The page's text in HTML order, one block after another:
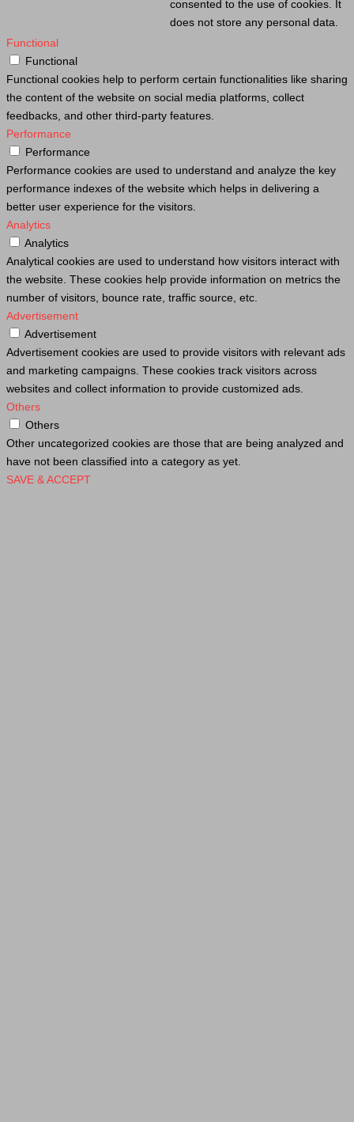
consented to the use of cookies. It
does not store any personal data.
Functional
Functional
Functional cookies help to perform certain functionalities like sharing
the content of the website on social media platforms, collect
feedbacks, and other third-party features.
Performance
Performance
Performance cookies are used to understand and analyze the key
performance indexes of the website which helps in delivering a
better user experience for the visitors.
Analytics
Analytics
Analytical cookies are used to understand how visitors interact with
the website. These cookies help provide information on metrics the
number of visitors, bounce rate, traffic source, etc.
Advertisement
Advertisement
Advertisement cookies are used to provide visitors with relevant ads
and marketing campaigns. These cookies track visitors across
websites and collect information to provide customized ads.
Others
Others
Other uncategorized cookies are those that are being analyzed and
have not been classified into a category as yet.
SAVE & ACCEPT